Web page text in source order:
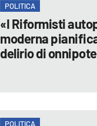
POLITICA
«I Riformisti
moderna
delirio di
POLITICA